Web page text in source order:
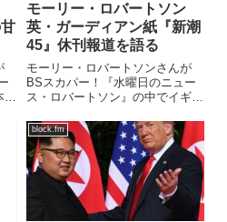
モーリー・ロバートソン
英・ガーディアン紙『新潮
45』休刊報道を語る
モーリー・ロバートソンさんが
BSスカパー！『水曜日のニュー
ス・ロバートソン』の中でイギリ
45』休刊騒動を報じた英語ニュ
ースを解説していました。
block.fm